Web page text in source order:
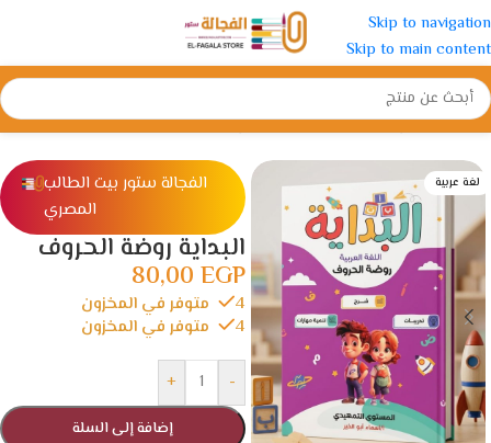
Skip to navigation
Skip to main content
الرئيسية/رياض الأطفال/كتب التأسيس
لغة عربية
الفجالة ستور بيت الطالب
المصري
البداية روضة الحروف
80,00 EGP
4 متوفر في المخزون
4 متوفر في المخزون
-
+
إضافة إلى السلة